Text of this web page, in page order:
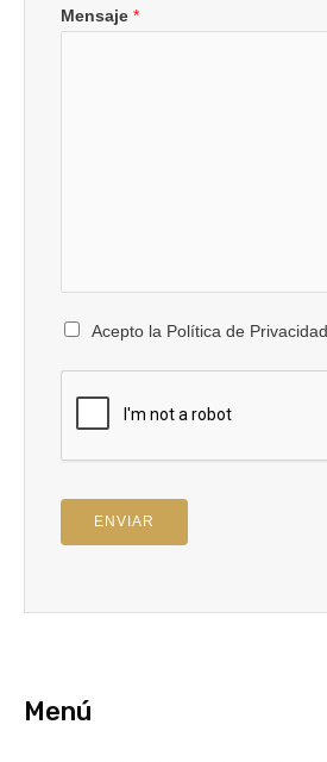
Mensaje *
Acepto la Política de Privacidad
ENVIAR
Menú